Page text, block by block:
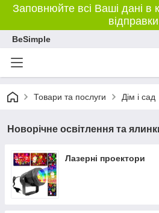
Заповнюйте всі Ваші дані в
BeSimple
Товари та послуги Дім і сад
Новорічне освітлення та
Лазерні проектори